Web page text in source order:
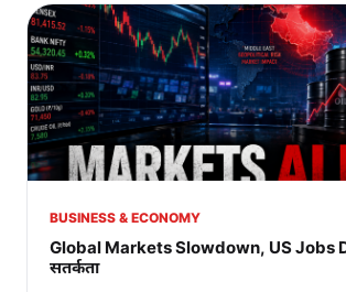
BUSINESS & ECONOMY
Global Markets Slowdown, US Jobs
सतर्कता